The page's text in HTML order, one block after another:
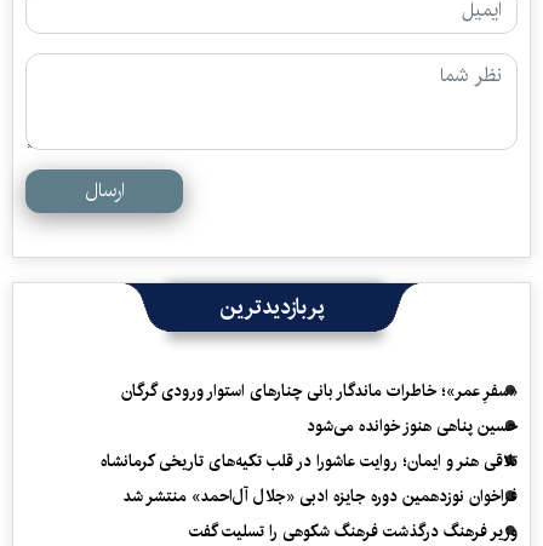
ارسال
پربازدیدترین
«سفرِ عمر»؛ خاطرات ماندگار بانی چنارهای استوار ورودی گرگان
حسین پناهی هنوز خوانده می‌شود
تلاقی هنر و ایمان؛ روایت عاشورا در قلب تکیه‌های تاریخی کرمانشاه
فراخوان نوزدهمین دوره جایزه ادبی «جلال آل‌احمد» منتشر شد
وزیر فرهنگ درگذشت فرهنگ شکوهی را تسلیت گفت